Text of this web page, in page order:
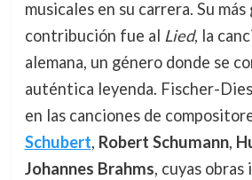
musicales en su carrera. Su más
contribución fue al Lied, la
alemana, un género donde se
auténtica leyenda. Fischer-
en las canciones de
Schubert, Robert Schumann,
Johannes Brahms, cuyas